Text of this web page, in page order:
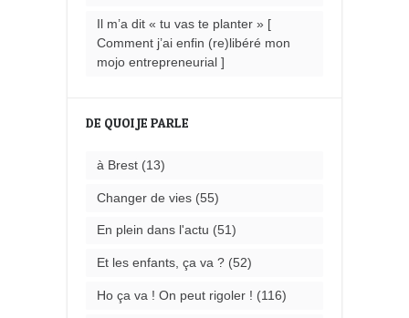
Il m’a dit « tu vas te planter » [
Comment j’ai enfin (re)libéré mon
mojo entrepreneurial ]
DE QUOI JE PARLE
à Brest(13)
Changer de vies(55)
En plein dans l'actu (51)
Et les enfants, ça va ?(52)
Ho ça va ! On peut rigoler ! (116)